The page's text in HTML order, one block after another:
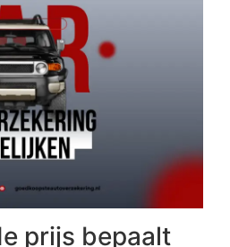
prijs bepaalt